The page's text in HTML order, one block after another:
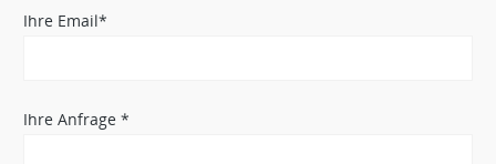
Ihre Email*
Ihre Anfrage *